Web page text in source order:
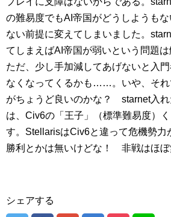
の難易度でもAI帝国がどうしようも
ない前提に変えてしまいました。
てしまえばAI帝国が弱いという問題
ただ、少し手加減してあげないと入
なくなってくるかも……。いや、それ
がちょうど良いのかな？ starnet入れ
は、Civ6の「王子」（標準難易度）
す。StellarisはCiv6と違って危機勢力
勝利とかは無いけどな！ 非戦はほぼ
シェアする